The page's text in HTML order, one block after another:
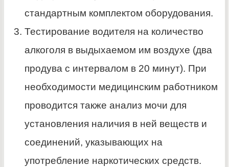
стандартным комплектом оборудования.
Тестирование водителя на количество
алкоголя в выдыхаемом им воздухе (два
продува с интервалом в 20 минут). При
необходимости медицинским работником
проводится также анализ мочи для
установления наличия в ней веществ и
соединений, указывающих на
употребление наркотических средств.